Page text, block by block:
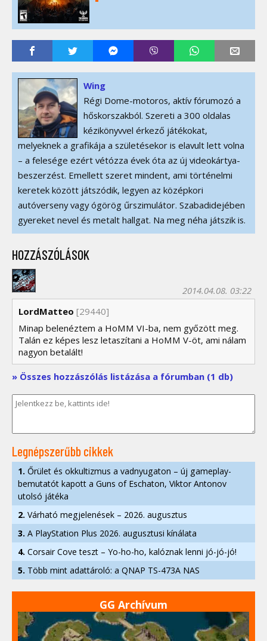
Wing
Régi Dome-motoros, aktív fórumozó a
hőskorszakból. Szereti a 300 oldalas
kézikönyvvel érkező játékokat,
melyeknek a grafikája a születésekor is elavult lett volna
– a felesége ezért vétózza évek óta az új videokártya-
beszerzést. Emellett szeret mindent, ami történelmi
keretek között játszódik, legyen az középkori
autóverseny vagy ógörög űrszimulátor. Szabadidejében
gyereket nevel és metalt hallgat. Na meg néha játszik is.
HOZZÁSZÓLÁSOK
LordMatteo
2014.04.08. 03:22
[29440]
Minap belenéztem a HoMM VI-ba, nem győzött meg.
Talán ez képes lesz letaszítani a HoMM V-öt, ami nálam
nagyon betalált!
» Összes hozzászólás listázása a fórumban (1 db)
Legnépszerűbb cikkek
1. Őrület és okkultizmus a vadnyugaton – új gameplay-
bemutatót kapott a Guns of Eschaton, Viktor Antonov
utolsó játéka
2. Várható megjelenések – 2026. augusztus
3. A PlayStation Plus 2026. augusztusi kínálata
4. Corsair Cove teszt – Yo-ho-ho, kalóznak lenni jó-jó-jó!
5. Több mint adattároló: a QNAP TS-473A NAS
GG Archívum